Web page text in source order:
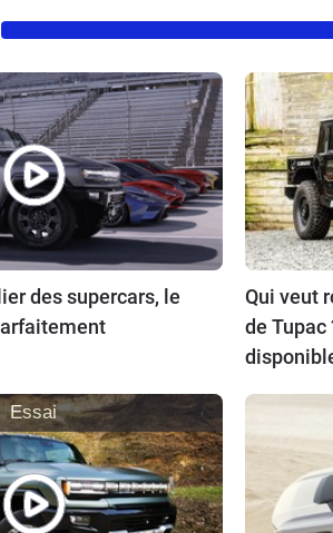
des supercars, le
Qui veut
de Tupac
Essai